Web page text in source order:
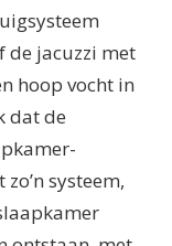
de jacuzzi met
hoop vocht in
dat de
systeem,